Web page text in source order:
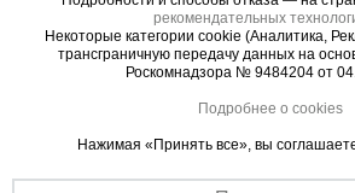
колес данную вышку-туру можно
больших физических усилий
одного места на другое. В момент
работ вышку необходимо
тормозными винтовыми опорами,
рекомендательных
Некоторые категории cookie (Аналитика,
трансграничную передачу данных на
Роскомнадзора № 9484204 от
Подробнее о cookies
Нажимая «Принять все», вы